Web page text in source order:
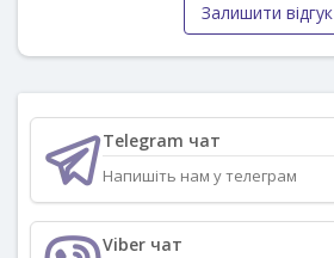
Залишити відгук
Telegram чат
Напишіть нам у телеграм
Viber чат